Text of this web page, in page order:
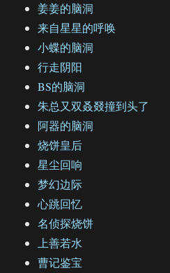
姜姜的脑洞
来自星星的呼唤
小蝶的脑洞
行走阴阳
BS的脑洞
朱总又双叒叕撞到头了
阿器的脑洞
烧饼皇后
星尘回响
梦幻边际
心跳回忆
名侦探烧饼
上善若水
曹记鉴宝